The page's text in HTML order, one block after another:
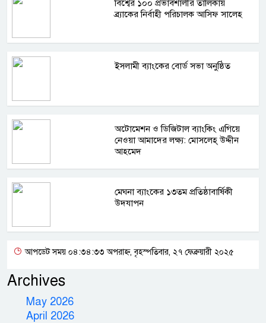
বিশ্বের ১০০ প্রভাবশালীর তালিকায়
ব্র্যাকের নির্বাহী পরিচালক আসিফ সালেহ
ইসলামী ব্যাংকের বোর্ড সভা অনুষ্ঠিত
অটোমেশন ও ডিজিটাল ব্যাংকিং এগিয়ে
নেওয়া আমাদের লক্ষ্য: মোসলেহ্‌ উদ্দীন
আহমেদ
মেঘনা ব্যাংকের ১৩তম প্রতিষ্ঠাবার্ষিকী
উদযাপন
আপডেট সময় ০৪:৩৪:৩৩ অপরাহ্ন, বৃহস্পতিবার, ২৭ ফেব্রুয়ারী ২০২৫
Archives
May 2026
April 2026